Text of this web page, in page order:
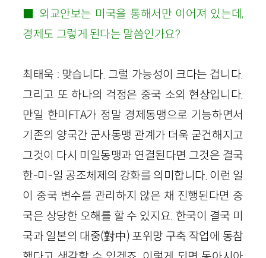
■ 외교안보는 미국을 통해서만 이어져 있는데,
경제도 그렇게 된다는 말씀인가요?
최태욱 : 맞습니다. 그럴 가능성이 크다는 겁니다.
그리고 또 하나의 걱정은 중국 소외 현상입니다.
만일 한미FTA가 정말 경제동맹으로 기능하면서
기존의 양국간 군사동맹 관계가 더욱 굳건해지고
그것이 다시 미일동맹과 연결된다면 그것은 결국
한-미-일 공조체제의 강화를 의미합니다. 이런 일
이 중국 변수를 관리하지 않은 채 진행된다면 중
국은 상당한 오해를 할 수 있지요. 한국이 결국 미
국과 일본의 대중(對中) 포위망 구축 작업에 동참